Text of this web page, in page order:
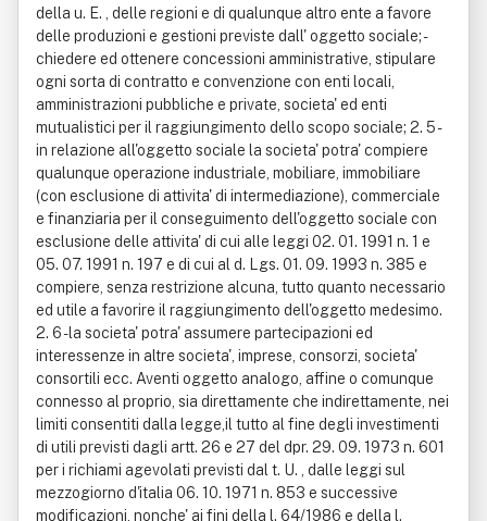
della u. E. , delle regioni e di qualunque altro ente a favore
delle produzioni e gestioni previste dall' oggetto sociale; -
chiedere ed ottenere concessioni amministrative, stipulare
ogni sorta di contratto e convenzione con enti locali,
amministrazioni pubbliche e private, societa' ed enti
mutualistici per il raggiungimento dello scopo sociale; 2. 5 -
in relazione all'oggetto sociale la societa' potra' compiere
qualunque operazione industriale, mobiliare, immobiliare
(con esclusione di attivita' di intermediazione), commerciale
e finanziaria per il conseguimento dell'oggetto sociale con
esclusione delle attivita' di cui alle leggi 02. 01. 1991 n. 1 e
05. 07. 1991 n. 197 e di cui al d. Lgs. 01. 09. 1993 n. 385 e
compiere, senza restrizione alcuna, tutto quanto necessario
ed utile a favorire il raggiungimento dell'oggetto medesimo.
2. 6 - la societa' potra' assumere partecipazioni ed
interessenze in altre societa', imprese, consorzi, societa'
consortili ecc. Aventi oggetto analogo, affine o comunque
connesso al proprio, sia direttamente che indirettamente, nei
limiti consentiti dalla legge,il tutto al fine degli investimenti
di utili previsti dagli artt. 26 e 27 del dpr. 29. 09. 1973 n. 601
per i richiami agevolati previsti dal t. U. , dalle leggi sul
mezzogiorno d'italia 06. 10. 1971 n. 853 e successive
modificazioni, nonche' ai fini della l. 64/1986 e della l.